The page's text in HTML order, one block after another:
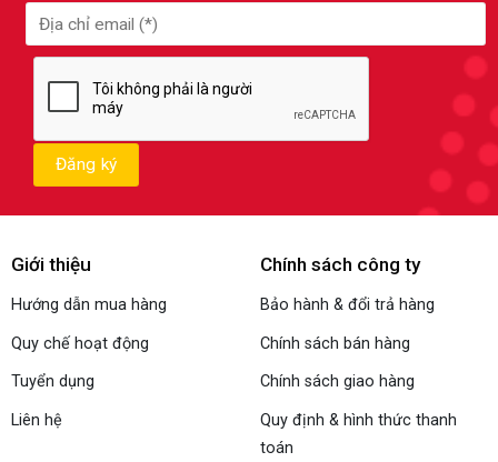
Giới thiệu
Hướng dẫn mua hàng
Quy chế hoạt động
Tuyển dụng
Liên hệ
Chính sách công ty
Bảo hành & đổi trả hàng
Chính sách bán hàng
Chính sách giao hàng
Quy định & hình thức thanh
toán